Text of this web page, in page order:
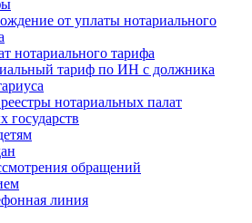
от уплаты нотариального
нотариального тарифа
тариф по ИН с должника
нотариальных палат
государств
обращений
линия